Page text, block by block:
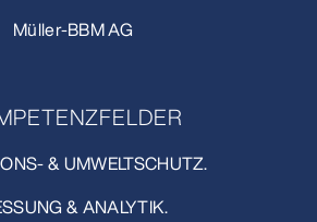
Müller-BBM AG
& UMWELTSCHUTZ.
& ANALYTIK.